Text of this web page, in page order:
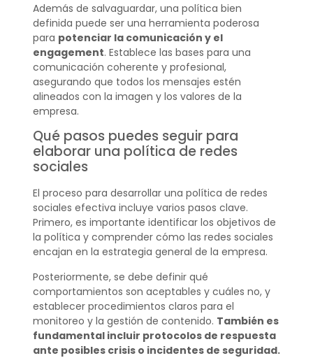
Además de salvaguardar, una política bien
definida puede ser una herramienta poderosa
para potenciar la comunicación y el
engagement. Establece las bases para una
comunicación coherente y profesional,
asegurando que todos los mensajes estén
alineados con la imagen y los valores de la
empresa.
Qué pasos puedes seguir para
elaborar una política de redes
sociales
El proceso para desarrollar una política de redes
sociales efectiva incluye varios pasos clave.
Primero, es importante identificar los objetivos de
la política y comprender cómo las redes sociales
encajan en la estrategia general de la empresa.
Posteriormente, se debe definir qué
comportamientos son aceptables y cuáles no, y
establecer procedimientos claros para el
monitoreo y la gestión de contenido. También es
fundamental incluir protocolos de respuesta
ante posibles crisis o incidentes de seguridad.